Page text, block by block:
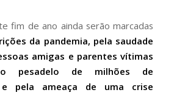
fim de ano ainda serão marcadas
da pandemia, pela saudade
amigas e parentes vítimas
pesadelo de milhões de
e pela ameaça de uma crise